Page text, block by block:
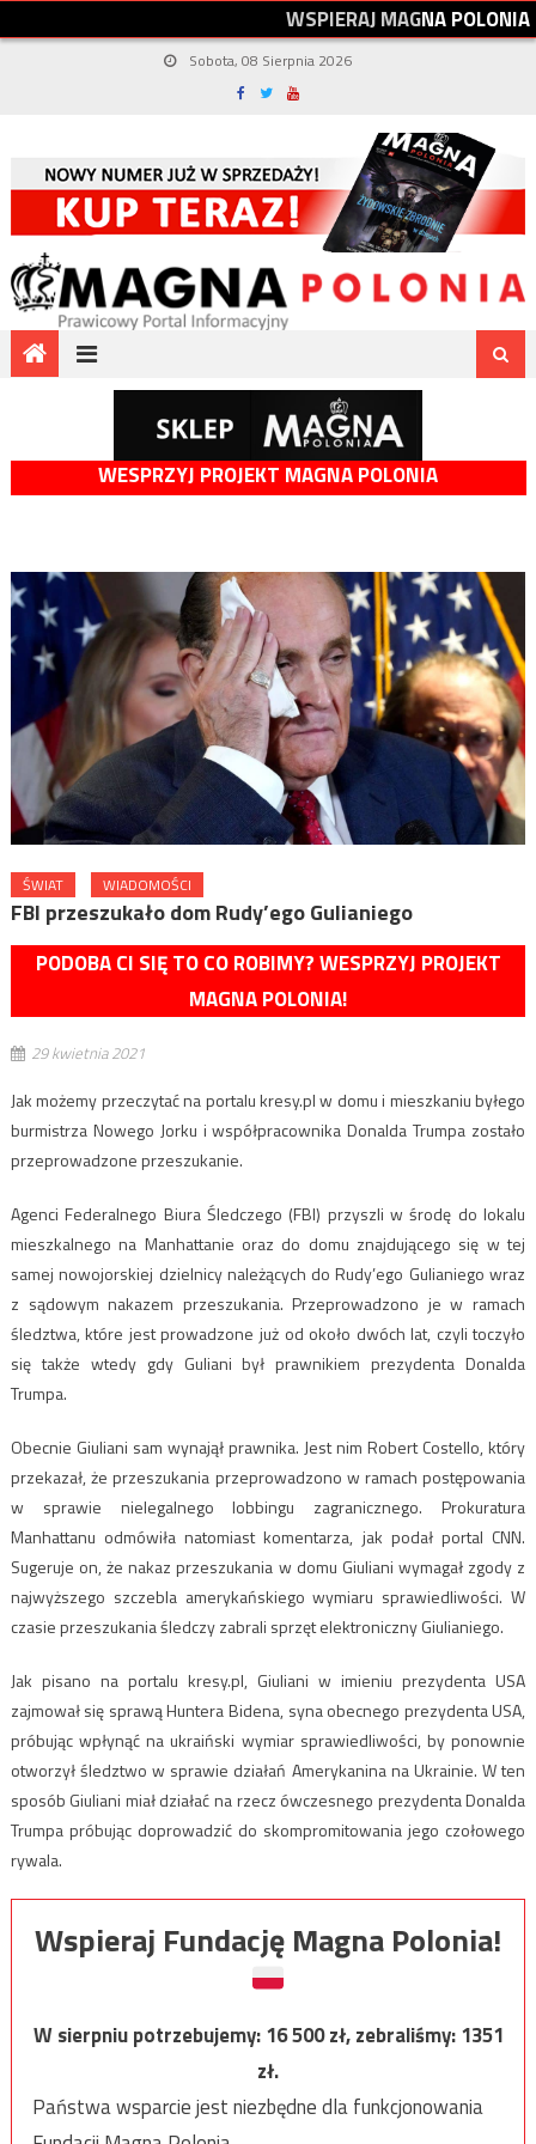
WSPIERAJMAGNAPOLONIA
Sobota, 08 Sierpnia 2026
WESPRZYJ PROJEKT MAGNA POLONIA
ŚWIAT WIADOMOŚCI
FBI przeszukało dom Rudy’ego Gulianiego
PODOBA CI SIĘ TO CO ROBIMY? WESPRZYJ PROJEKT
MAGNA POLONIA!
29 kwietnia 2021
Jak możemy przeczytać na portalu kresy.pl w domu i mieszkaniu byłego
burmistrza Nowego Jorku i współpracownika Donalda Trumpa zostało
przeprowadzone przeszukanie.
Agenci Federalnego Biura Śledczego (FBI) przyszli w środę do lokalu
mieszkalnego na Manhattanie oraz do domu znajdującego się w tej
samej nowojorskiej dzielnicy należących do Rudy’ego Gulianiego wraz
z sądowym nakazem przeszukania. Przeprowadzono je w ramach
śledztwa, które jest prowadzone już od około dwóch lat, czyli toczyło
się także wtedy gdy Guliani był prawnikiem prezydenta Donalda
Trumpa.
Obecnie Giuliani sam wynajął prawnika. Jest nim Robert Costello, który
przekazał, że przeszukania przeprowadzono w ramach postępowania
w sprawie nielegalnego lobbingu zagranicznego. Prokuratura
Manhattanu odmówiła natomiast komentarza, jak podał portal CNN.
Sugeruje on, że nakaz przeszukania w domu Giuliani wymagał zgody z
najwyższego szczebla amerykańskiego wymiaru sprawiedliwości. W
czasie przeszukania śledczy zabrali sprzęt elektroniczny Giulianiego.
Jak pisano na portalu kresy.pl, Giuliani w imieniu prezydenta USA
zajmował się sprawą Huntera Bidena, syna obecnego prezydenta USA,
próbując wpłynąć na ukraiński wymiar sprawiedliwości, by ponownie
otworzył śledztwo w sprawie działań Amerykanina na Ukrainie. W ten
sposób Giuliani miał działać na rzecz ówczesnego prezydenta Donalda
Trumpa próbując doprowadzić do skompromitowania jego czołowego
rywala.
Wspieraj Fundację Magna Polonia!
W sierpniu potrzebujemy:16 500zł, zebraliśmy:1351
zł.
Państwa wsparcie jest niezbędne dla funkcjonowania